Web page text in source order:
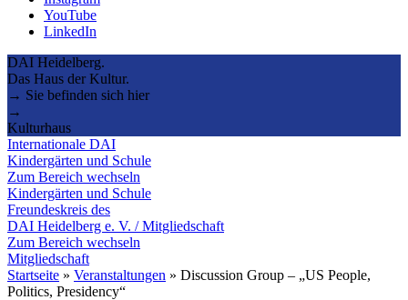
YouTube
LinkedIn
DAI Heidelberg.
Das Haus der Kultur.
→ Sie befinden sich hier
→
Kulturhaus
Internationale DAI
Kindergärten und Schule
Zum Bereich wechseln
Kindergärten und Schule
Freundeskreis des
DAI Heidelberg e. V. / Mitgliedschaft
Zum Bereich wechseln
Mitgliedschaft
Startseite » Veranstaltungen » Discussion Group – „US People,
Politics, Presidency“